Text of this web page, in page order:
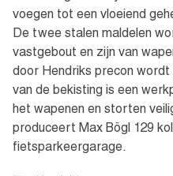
voegen tot een vloeiend
De twee stalen maldelen
vastgebout en zijn van
door Hendriks precon
van de bekisting is een
het wapenen en storten
produceert Max Bögl 129
fietsparkeergarage.